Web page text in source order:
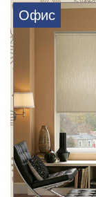
Офис